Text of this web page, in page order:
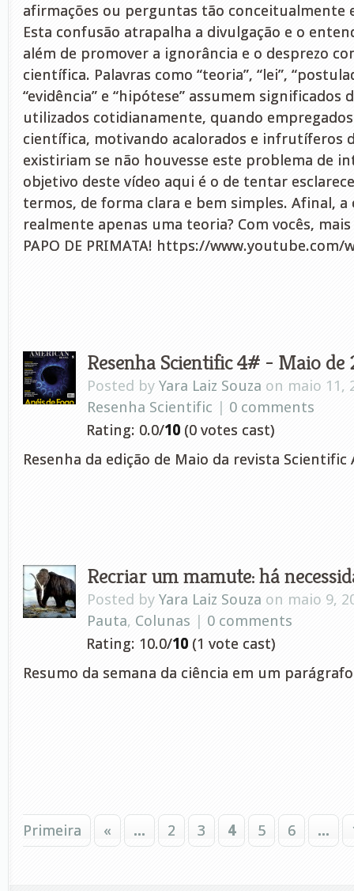
afirmações ou perguntas tão conceitualmente
Esta confusão atrapalha a divulgação e o
além de promover a ignorância e o desprezo
científica. Palavras como “teoria”, “lei”,
“evidência” e “hipótese” assumem significados
utilizados cotidianamente, quando
científica, motivando acalorados e infrutíferos
existiriam se não houvesse este problema de
objetivo deste vídeo aqui é o de tentar
termos, de forma clara e bem simples. Afinal, a
realmente apenas uma teoria? Com vocês,
PAPO DE PRIMATA! https://www.youtube.com/
Resenha Scientific 4# - Maio de
Posted by Yara Laiz Souza on maio 11,
Resenha Scientific | 0 comments
Rating: 0.0/10 (0 votes cast)
Resenha da edição de Maio da revista Scientific
Recriar um mamute: há
Posted by Yara Laiz Souza on maio 9,
Pauta, Colunas | 0 comments
Rating: 10.0/10 (1 vote cast)
Resumo da semana da ciência em um parágrafo
Primeira « ... 2 3 4 5 6 ...